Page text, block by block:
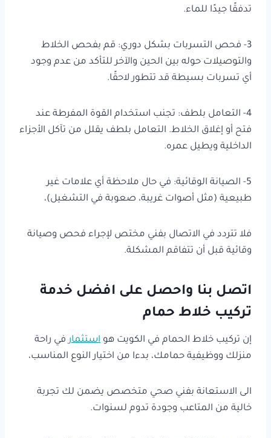
تدفقًا جيدًا للماء.
3- فحص التسربات بشكل دوري: قم بفحص الخلاط
والتوصيلات حوله بين الحين والآخر للتأكد من عدم وجود
أي تسربات بسيطة قد تتطور لاحقًا.
4- التعامل بلطف: تجنب استخدام القوة المفرطة عند
فتح أو إغلاق الخلاط. التعامل بلطف يقلل من تآكل الأجزاء
الداخلية ويطيل عمره.
5- الصيانة الوقائية: في حال ملاحظة أي علامات غير
طبيعية (مثل أصوات غريبة، صعوبة في التشغيل)،
فلا تتردد في الاتصال بفني مختص لإجراء فحص وصيانة
وقائية قبل أن تتفاقم المشكلة.
اتصل بنا واحصل على افضل خدمة
تركيب خلاط حمام
إن تركيب خلاط الحمام في الكويت هو استثمار في راحة
منزلك ووظيفية حمامك، بدءا من اختيار النوع المناسب،
الى الاستعانة بفني صحي متخصص يضمن لك تجربة
خالية من المتاعب وجودة تدوم لسنوات.